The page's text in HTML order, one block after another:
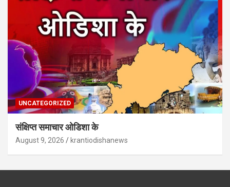
UNCATEGORIZED
संक्षिप्त समाचार ओडिशा के
August 9, 2026 krantiodishanews